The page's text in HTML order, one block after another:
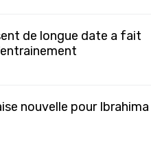
de longue date a fait
nouvelle pour Ibrahima